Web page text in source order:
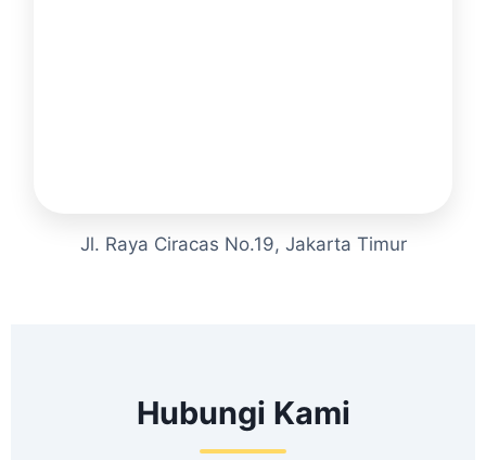
Jl. Raya Ciracas No.19, Jakarta Timur
Hubungi Kami